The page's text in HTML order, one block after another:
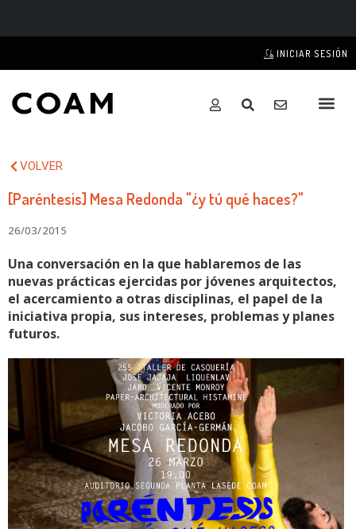
INICIAR SESIÓN
VOLVER
[Paréntesis] Mesa Redonda "¿y tú qué haces?"
26/03/2015
Una conversación en la que hablaremos de las
nuevas prácticas ejercidas por jóvenes arquitectos,
el acercamiento a otras disciplinas, el papel de la
iniciativa propia, sus intereses, problemas y planes
futuros.